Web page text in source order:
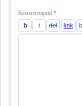
Комментарий*